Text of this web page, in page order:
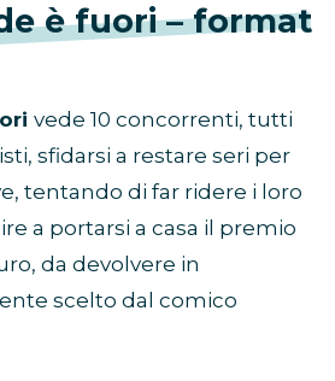
è fuori – format
vede 10 concorrenti, tutti
sfidarsi a restare seri per
tentando di far ridere i loro
a portarsi a casa il premio
da devolvere in
scelto dal comico